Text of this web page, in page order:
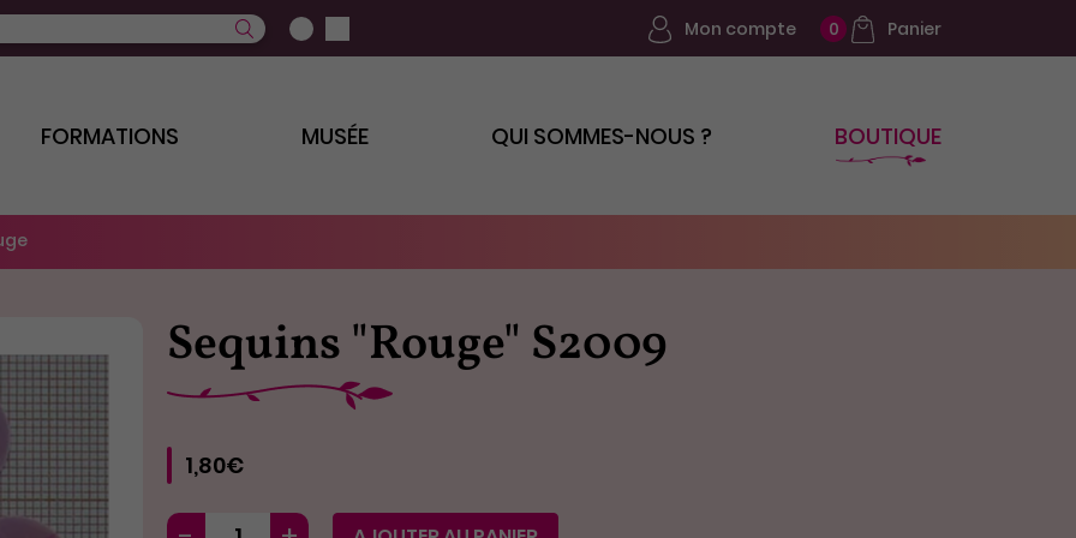
Mon compte 0 Panier
FORMATIONS MUSÉE QUI SOMMES-NOUS ? BOUTIQUE
Sequins "Rouge" S2009
1,80€